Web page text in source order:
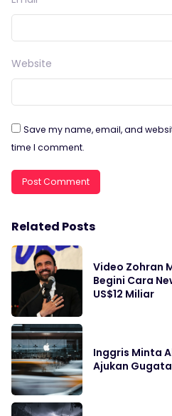
Website
Save my name, email, and
time I comment.
Related Posts
Video Zohran
Begini Cara
US$12 Miliar
Inggris Minta
Ajukan